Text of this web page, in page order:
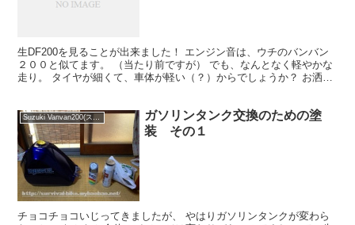
生DF200を見ることが出来ました！ エンジン音は、ウチのバンバン
２００と似てます。 （当たり前ですが） でも、なんとなく軽やかな
走り。 タイヤが細くて、車体が軽い（？）からでしょうか？ お洒落
Suzuki Vanvan200(スズキ バンバン200)
ガソリンタンク交換のための塗
装 その１
チョコチョコいじってきましたが、 やはりガソリンタンクが変わら